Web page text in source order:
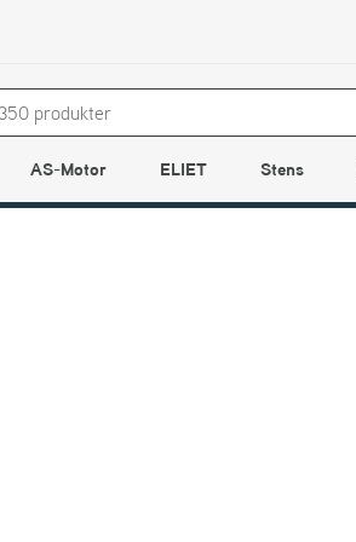
AS-Motor ELIET Stens